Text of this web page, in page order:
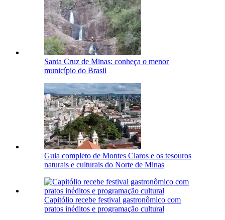
Santa Cruz de Minas: conheça o menor
município do Brasil
Guia completo de Montes Claros e os tesouros
naturais e culturais do Norte de Minas
Capitólio recebe festival gastronômico com
pratos inéditos e programação cultural